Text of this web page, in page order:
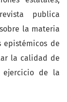
publica
la materia
epistémicos de
la calidad de
ejercicio de la